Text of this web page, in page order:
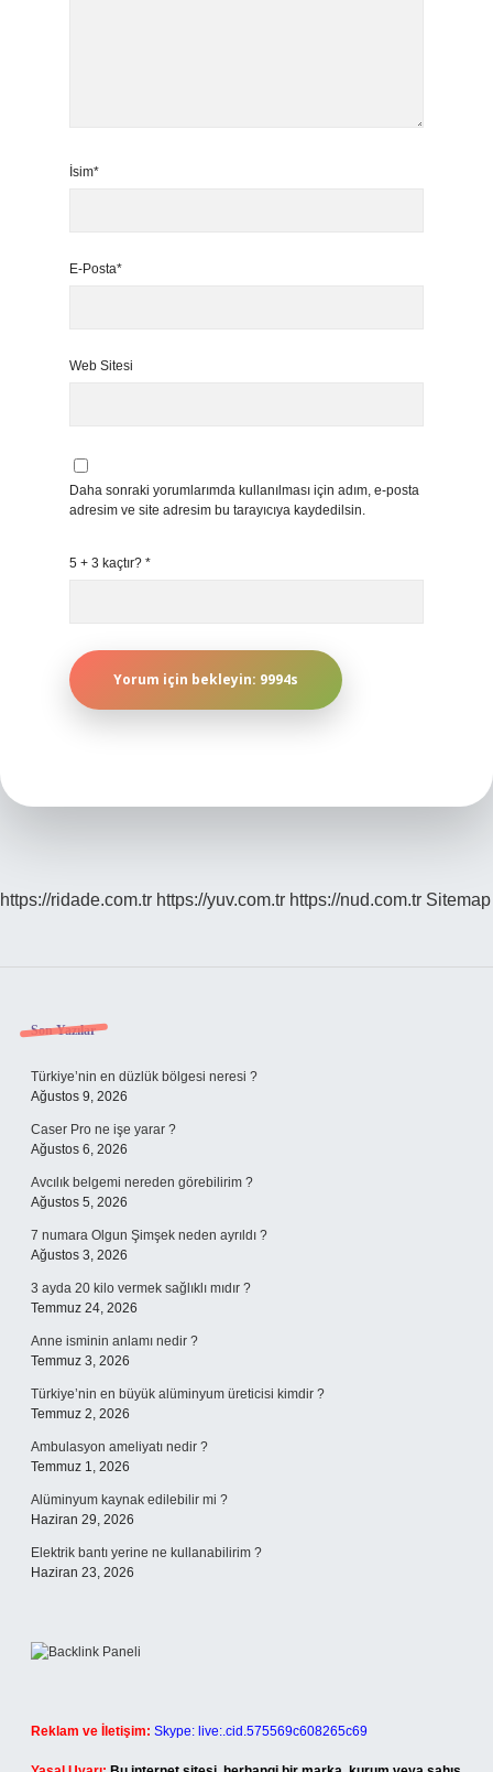
İsim*
E-Posta*
Web Sitesi
Daha sonraki yorumlarımda kullanılması için adım, e-posta
adresim ve site adresim bu tarayıcıya kaydedilsin.
5 + 3 kaçtır? *
https://ridade.com.tr https://yuv.com.tr https://nud.com.tr Sitemap
Sidebar
Son Yazılar
Türkiye’nin en düzlük bölgesi neresi ?
Ağustos 9, 2026
Caser Pro ne işe yarar ?
Ağustos 6, 2026
Avcılık belgemi nereden görebilirim ?
Ağustos 5, 2026
7 numara Olgun Şimşek neden ayrıldı ?
Ağustos 3, 2026
3 ayda 20 kilo vermek sağlıklı mıdır ?
Temmuz 24, 2026
Anne isminin anlamı nedir ?
Temmuz 3, 2026
Türkiye’nin en büyük alüminyum üreticisi kimdir ?
Temmuz 2, 2026
Ambulasyon ameliyatı nedir ?
Temmuz 1, 2026
Alüminyum kaynak edilebilir mi ?
Haziran 29, 2026
Elektrik bantı yerine ne kullanabilirim ?
Haziran 23, 2026
Reklam ve İletişim: Skype: live:.cid.575569c608265c69